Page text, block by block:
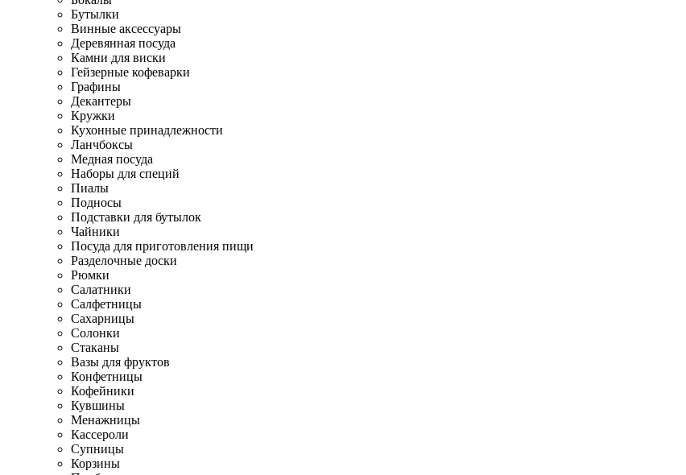
Бутылки
Винные аксессуары
Деревянная посуда
Камни для виски
Гейзерные кофеварки
Графины
Декантеры
Кружки
Кухонные принадлежности
Ланчбоксы
Медная посуда
Наборы для специй
Пиалы
Подносы
Подставки для бутылок
Чайники
Посуда для приготовления пищи
Разделочные доски
Рюмки
Салатники
Салфетницы
Сахарницы
Солонки
Стаканы
Вазы для фруктов
Конфетницы
Кофейники
Кувшины
Менажницы
Кассероли
Супницы
Корзины